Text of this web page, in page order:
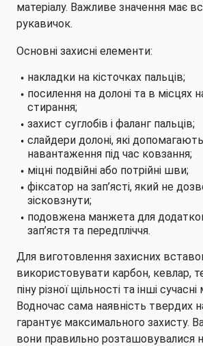
матеріалу. Важливе значення має
рукавичок.
Основні захисні елементи:
накладки на кісточках пальців;
посилення на долоні та в місцях
стирання;
захист суглобів і фаланг пальців;
слайдери долоні, які
навантаження під час ковзання;
міцні подвійні або потрійні шви;
фіксатор на зап’ясті, який не
зісковзнути;
подовжена манжета для
зап’ястя та передпліччя.
Для виготовлення захисних
використовувати карбон, кевлар,
піну різної щільності та інші сучасні
Водночас сама наявність твердих
гарантує максимального захисту.
вони правильно розташовувалися